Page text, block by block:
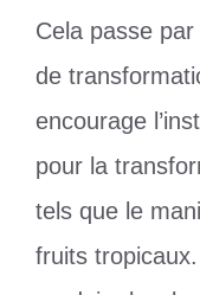
Cela passe par
de
encourage
pour la
tels que le
fruits